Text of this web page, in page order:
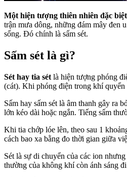
Một hiện tượng thiên nhiên đặc
trận mưa dông, những đám mây đen
sống. Đó chính là sấm sét.
Sấm sét là gì?
Sét hay tia sét là hiện tượng phóng
(cát). Khi phóng điện trong khí
Sấm hay sấm sét là âm thanh gây ra
lớn kéo dài hoặc ngắn. Tiếng sấm
Khi tia chớp lóe lên, theo sau 1
cách bao xa bằng đo thời gian giữa
Sét là sự di chuyển của các ion
thường của không khí còn ánh sáng